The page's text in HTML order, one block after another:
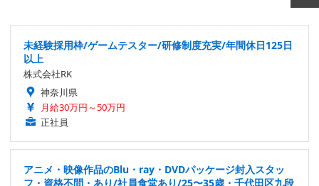
未経験採用枠/ゲームテスター/研修制度充実/年間休日125日
以上
株式会社RK
神奈川県
月給30万円～50万円
正社員
アニメ・映像作品のBlu・ray・DVDパッケージ封入スタッ
フ・資格不問・あり/社員食堂あり/25〜35歳・千代田区九段